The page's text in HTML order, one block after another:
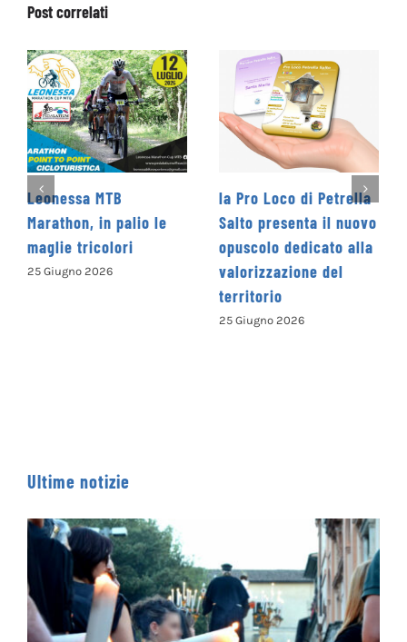
Post correlati
la Pro Loco di Petrella
Salto presenta il nuovo
opuscolo dedicato alla
valorizzazione del
La Cooperativa
Levante promuove il
Concorso Letterario
Nazionale
“Camminando tra le
parole” – COME
Ultime notizie